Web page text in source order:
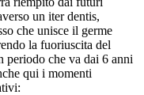
un iter dentis,
che unisce il germe
la fuoriuscita del
periodo che va dai 6 anni
qui i momenti